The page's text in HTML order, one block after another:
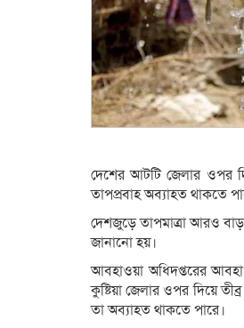
দেশের আটটি জেলার ওপর
তাপপ্রবাহ অব্যাহত থাকতে
দেশজুড়ে তাপমাত্রা আরও
জানানো হয়।
আবহাওয়া অধিদপ্তরের
কুষ্টিয়া জেলার ওপর দিয়ে
তা অব্যাহত থাকতে পারে।